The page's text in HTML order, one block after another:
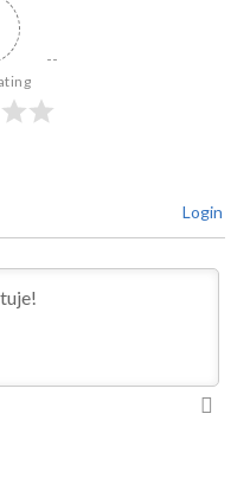
Login